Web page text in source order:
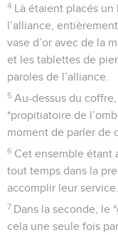
4 Là étaient placés
l’alliance,
vase d’or avec de la
et les tablettes de
paroles de l’alliance.
5 Au-dessus du
*propitiatoire de
moment de parler de
6 Cet ensemble étant
tout temps dans la
accomplir leur service.
7 Dans la seconde, le
cela une seule fois